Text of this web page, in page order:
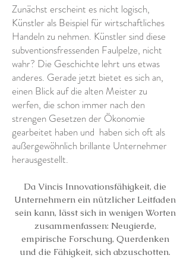
Zunächst erscheint es nicht logisch,
Künstler als Beispiel für wirtschaftliches
Handeln zu nehmen. Künstler sind diese
subventionsfressenden Faulpelze, nicht
wahr? Die Geschichte lehrt uns etwas
anderes. Gerade jetzt bietet es sich an,
einen Blick auf die alten Meister zu
werfen, die schon immer nach den
strengen Gesetzen der Ökonomie
gearbeitet haben und haben sich oft als
außergewöhnlich brillante Unternehmer
herausgestellt.
Da Vincis Innovationsfähigkeit, die
Unternehmern ein nützlicher Leitfaden
sein kann, lässt sich in wenigen Worten
zusammenfassen: Neugierde,
empirische Forschung, Querdenken
und die Fähigkeit, sich abzuschotten.